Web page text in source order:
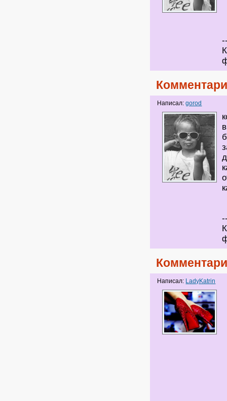
Написал:gorod
Написал: LadyKatrin